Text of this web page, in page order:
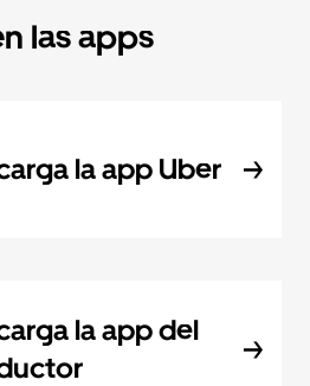
las apps
la app Uber
la app del